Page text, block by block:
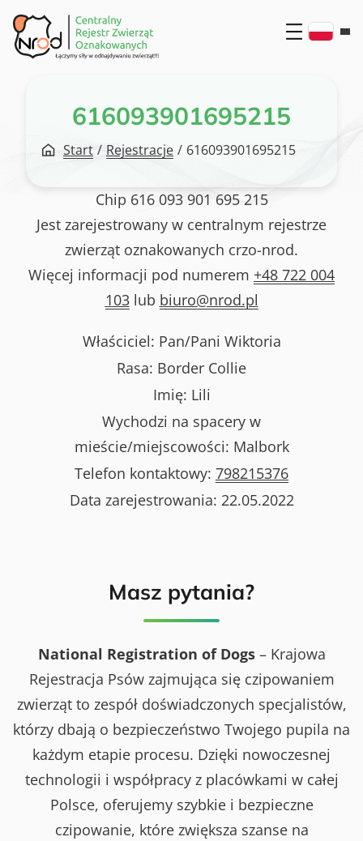
Przejdź
do
treści
616093901695215
Start / Rejestracje / 616093901695215
Chip 616 093 901 695 215
Jest zarejestrowany w centralnym rejestrze
zwierząt oznakowanych crzo-nrod.
Więcej informacji pod numerem +48 722 004
103lub biuro@nrod.pl
Właściciel: Pan/Pani Wiktoria
Rasa: Border Collie
Imię: Lili
Wychodzi na spacery w
mieście/miejscowości: Malbork
Telefon kontaktowy: 798215376
Data zarejestrowania: 22.05.2022
Masz pytania?
National Registration of Dogs– Krajowa
Rejestracja Psów zajmująca się czipowaniem
zwierząt to zespół doświadczonych specjalistów,
którzy dbają o bezpieczeństwo Twojego pupila na
każdym etapie procesu. Dzięki nowoczesnej
technologii i współpracy z placówkami w całej
Polsce, oferujemy szybkie i bezpieczne
czipowanie, które zwiększa szanse na